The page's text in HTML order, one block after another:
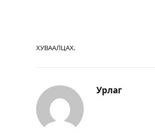
ХУВААЛЦАХ.
Урлаг